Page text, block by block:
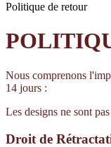
Politique de retour
Nous comprenons
14 jours :
Les designs ne sont
Droit de